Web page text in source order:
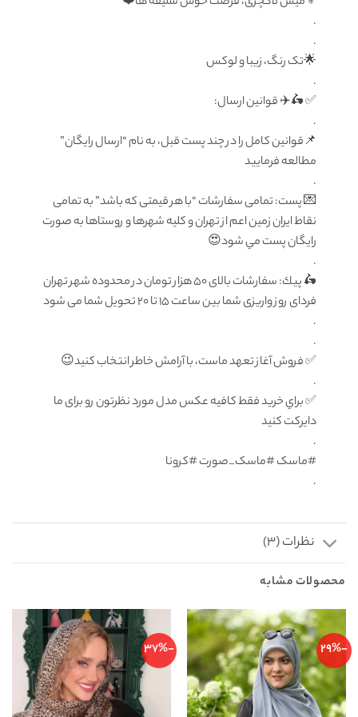
.
.
🌟تک رنگ، زیبا و لوکس
.
✅ 🛵✈️ قوانين ارسال:
.
📌قوانین کامل را در چند پست قبل، به نام “ارسال رایگان”
مطالعه فرمایید
.
💌 پست: تمامى سفارشات “با هر قيمتى كه باشد” به تمامى
نقاط ايران زمين اعم از تهران و كليه شهرها و روستاها به صورت
رايگان پست مي شود😍
.
🛵 پيك: سفارشات بالاى ٥٠ هزار تومان در محدوده شهر تهران
فرداى روز واريزى شما بين ساعت ۱۵ تا ٢٠ تحويل شما مى شود
.
.
✅ فروش آغاز تعهد ماست، با آرامش خاطر انتخاب كنيد😉
.
✅ براي خريد فقط كافيه عكس مدل مورد نظرتون رو برای ما
دايركت كنيد
.
#ماسک #ماسک_صورت #کرونا
.
نظرات (3)
محصولات مشابه
-29%
-37%